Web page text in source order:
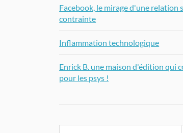
Facebook, le mirage d'une relation
contrainte
Inflammation technologique
Enrick B. une maison d'édition qui
pour les psys !